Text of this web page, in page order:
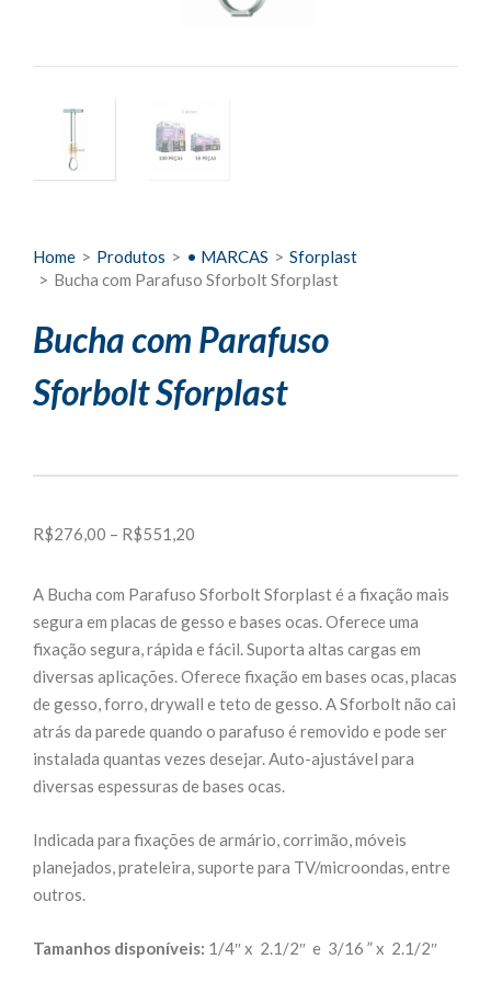
Home > Produtos > • MARCAS > Sforplast
> Bucha com Parafuso Sforbolt Sforplast
Bucha com Parafuso
Sforbolt Sforplast
R$276,00 – R$551,20
preço:
R$276,00
através
R$551,20
A Bucha com Parafuso Sforbolt Sforplast é a fixação mais
segura em placas de gesso e bases ocas. Oferece uma
fixação segura, rápida e fácil. Suporta altas cargas em
diversas aplicações. Oferece fixação em bases ocas, placas
de gesso, forro, drywall e teto de gesso. A Sforbolt não cai
atrás da parede quando o parafuso é removido e pode ser
instalada quantas vezes desejar. Auto-ajustável para
diversas espessuras de bases ocas.
Indicada para fixações de armário, corrimão, móveis
planejados, prateleira, suporte para TV/microondas, entre
outros.
Tamanhos disponíveis: 1/4″ x 2.1/2″ e 3/16 ” x 2.1/2″